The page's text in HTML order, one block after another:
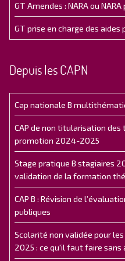
GT Amendes : NARA ou NARA
GT prise en charge des aides
Depuis les CAPN
Cap nationale B
CAP de non titularisation
promotion 2024-2025
Stage pratique B stagiaires
validation de la formation
CAP B : Révision de
publiques
Scolarité non validée pour
2025 : ce qu'il faut faire sans